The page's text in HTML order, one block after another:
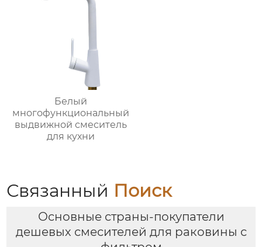
Белый
многофункциональный
выдвижной смеситель
для кухни
Связанный Поиск
Основные страны-покупатели
дешевых смесителей для раковины с